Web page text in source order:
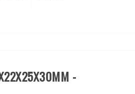
-